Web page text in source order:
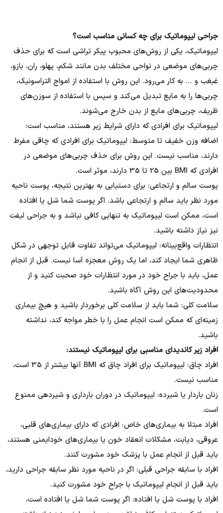
جراحی لیپوماتیک برای چه کسانی مناسب است؟
لیپوماتیک، یکی از روش‌های محبوب پیکر تراشی است که برای حذف
چربی‌های موضعی در نواحی مختلف بدن مانند شکم، پهلو، ران، بازو،
غبغب و … به کار می‌رود. این روش با استفاده از امواج التراسونیک،
چربی‌ها را به مایع تبدیل می‌کند و سپس با استفاده از سوزن‌های
ظریف، چربی‌های مایع از بدن خارج می‌شوند.
لیپوماتیک برای افرادی که دارای شرایط زیر هستند، مناسب است:
اضافه وزن خفیف تا متوسط: لیپوماتیک برای افرادی که چاقی مفرط
دارند، مناسب نیست. این روش برای حذف چربی‌های موضعی در
افرادی که BMI بین 25 تا 35 دارند، موثر است.
پوست سالم و ارتجاعی: برای دستیابی به بهترین نتیجه، پوست ناحیه
مورد نظر باید سالم و ارتجاعی باشد. اگر پوست شما شل یا افتاده
است، ممکن است لیپوماتیک به تنهایی کافی نباشد و به جراحی لیفت
نیز نیاز داشته باشید.
انتظارات واقع‌بینانه: لیپوماتیک می‌تواند تفاوت قابل توجهی در شکل
ظاهری شما ایجاد کند، اما یک روش معجزه آسا نیست. قبل از انجام
عمل، باید با جراح خود در مورد انتظارات خود صحبت کنید و از
محدودیت‌های این روش آگاه باشید.
سلامت کلی: شما باید از سلامت کلی برخوردار باشید و هیچ بیماری
زمینه‌ای که ممکن است انجام عمل را با خطر مواجه کند، نداشته
باشید.
افراد زیر کاندیدای مناسبی برای لیپوماتیک نیستند:
افراد چاق: لیپوماتیک برای افراد چاق که BMI آنها بیشتر از 35 است،
مناسب نیست.
زنان باردار یا شیرده: لیپوماتیک در دوران بارداری و شیردهی ممنوع
است.
افراد مبتلا به بیماری‌های خاص: افرادی که دارای بیماری‌های قلبی،
عروقی، دیابت، مشکلات انعقاد خون یا بیماری‌های خودایمنی هستند،
باید قبل از انجام عمل با پزشک خود مشورت کنند.
افراد با سابقه جراحی قبلی: اگر در ناحیه مورد نظر سابقه جراحی دارید،
باید قبل از انجام لیپوماتیک با جراح خود مشورت کنید.
افراد با پوست شل یا افتاده: اگر پوست شما شل یا افتاده است،